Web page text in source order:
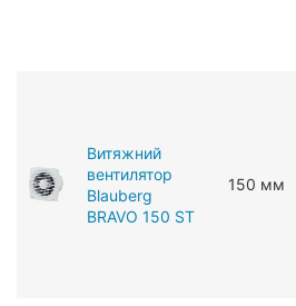
Витяжний
вентилятор
Blauberg
BRAVO 150 ST
150 мм